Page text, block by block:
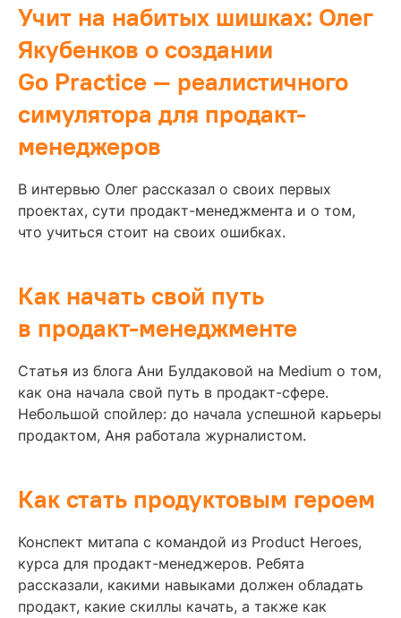
Учит на набитых шишках: Олег
Якубенков о создании
Go Practice — реалистичного
симулятора для продакт-
менеджеров
В интервью Олег рассказал о своих первых
проектах, сути продакт-менеджмента и о том,
что учиться стоит на своих ошибках.
Как начать свой путь
в продакт-менеджменте
Статья из блога Ани Булдаковой на Medium о том,
как она начала свой путь в продакт-сфере.
Небольшой спойлер: до начала успешной карьеры
продактом, Аня работала журналистом.
Как стать продуктовым героем
Конспект митапа с командой из Product Heroes,
курса для продакт-менеджеров. Ребята
рассказали, какими навыками должен обладать
продакт, какие скиллы качать, а также как